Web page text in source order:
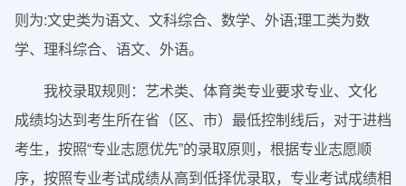
则为:文史类为语文、文科综合、数学、外语;理工类为数
学、理科综合、语文、外语。
我校录取规则：艺术类、体育类专业要求专业、文化
成绩均达到考生所在省（区、市）最低控制线后，对于进档
考生，按照“专业志愿优先”的录取原则，根据专业志愿顺
序，按照专业考试成绩从高到低择优录取，专业考试成绩相